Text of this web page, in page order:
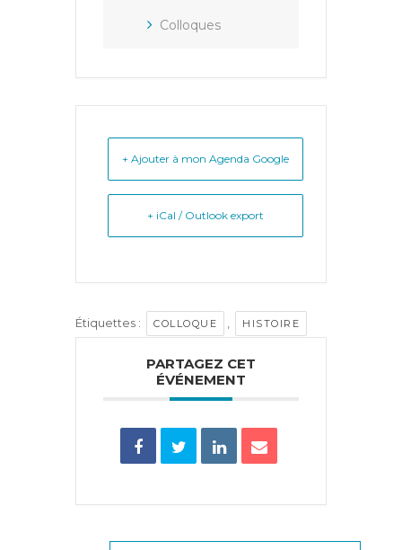
Colloques
+ Ajouter à mon Agenda Google
+ iCal / Outlook export
Étiquettes : COLLOQUE , HISTOIRE
PARTAGEZ CET
ÉVÉNEMENT